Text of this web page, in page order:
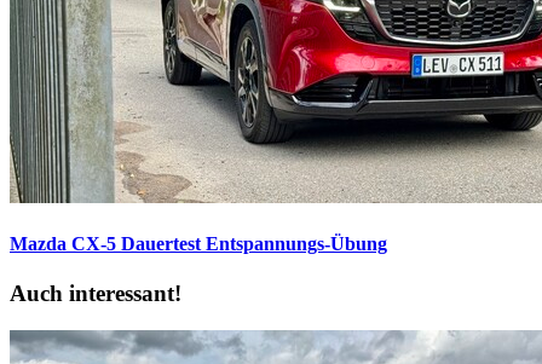
Mazda CX-5 Dauertest Entspannungs-Übung
Auch interessant!